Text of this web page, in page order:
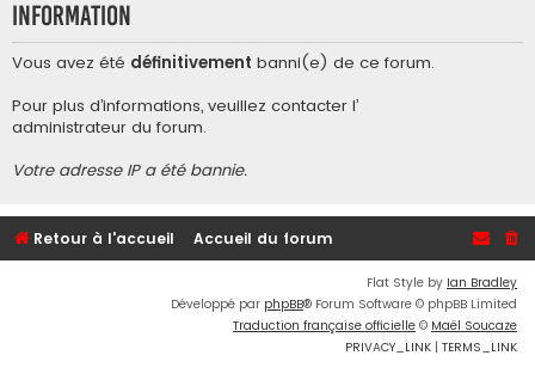
h
Information
Vous avez été définitivement banni(e) de ce forum.
Pour plus d’informations, veuillez contacter l’
administrateur du forum.
Votre adresse IP a été bannie.
Retour à l'accueil Accueil du forum
Flat Style by Ian Bradley
Développé par phpBB® Forum Software © phpBB Limited
Traduction française officielle © Maël Soucaze
PRIVACY_LINK | TERMS_LINK